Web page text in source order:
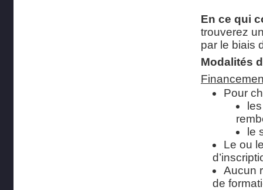
En ce qui
trouverez
par le biais
Modalités
Pour
le
Le ou
Aucun
de